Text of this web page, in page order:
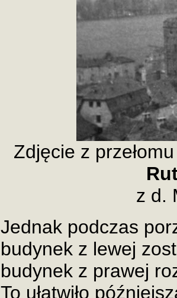
Zdjęcie z
z d.
Jednak podczas
budynek z lewej
budynek z prawej
To ułatwiło